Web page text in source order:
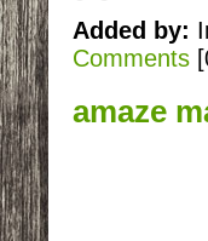
Added by:
Comments
amaze